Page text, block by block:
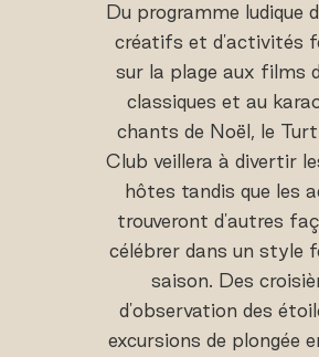
Du programme ludique
créatifs et d'activités
sur la plage aux films
classiques et au
chants de Noël, le
Club veillera à divertir
hôtes tandis que les
trouveront d'autres
célébrer dans un style
saison. Des
d'observation des
excursions de plongée